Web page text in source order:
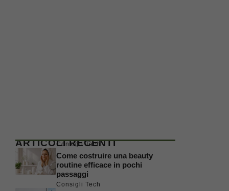
ARTICOLI RECENTI
Consigli Tech
Come costruire una beauty
routine efficace in pochi
passaggi
Consigli Tech